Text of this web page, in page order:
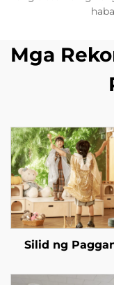
Mga
Silid ng